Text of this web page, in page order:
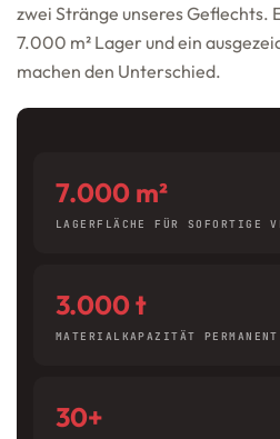
zwei Stränge unseres Geflechts.
7.000 m² Lager und ein
machen den Unterschied.
7.000 m²
LAGERFLÄCHE FÜR SOFORTIGE
3.000 t
MATERIALKAPAZITÄT
30+